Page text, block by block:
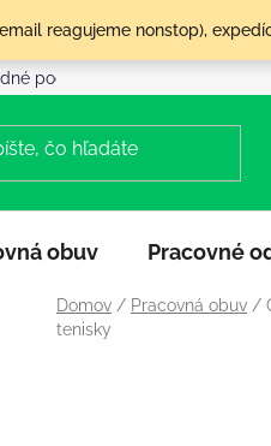
reagujeme nonstop),
podmienky
obuv Pracovné
Domov / Pracovná obuv /
tenisky